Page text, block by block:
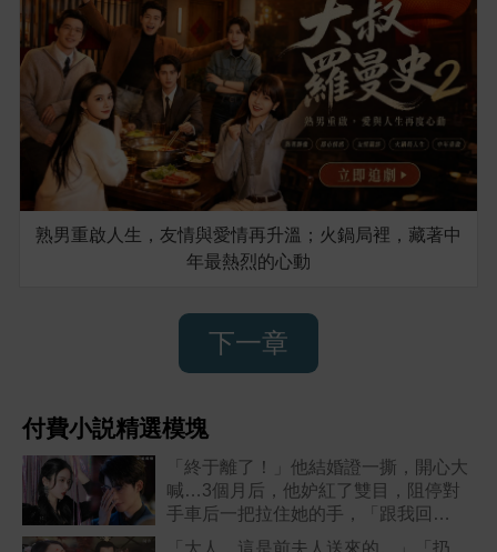
熟男重啟人生，友情與愛情再升溫；火鍋局裡，藏著中
年最熱烈的心動
下一章
付費小説精選模塊
「終于離了！」他結婚證一撕，開心大
喊…3個月后，他妒紅了雙目，阻停對
手車后一把拉住她的手，「跟我回
家！」